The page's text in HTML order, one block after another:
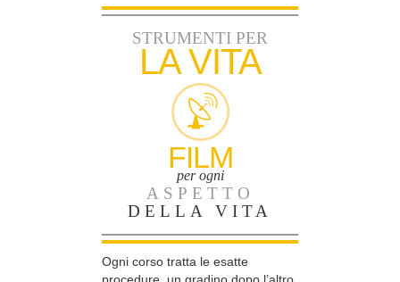
STRUMENTI PER
LA VITA
FILM
per ogni
ASPETTO
DELLA VITA
Ogni corso tratta le esatte
procedure, un gradino dopo l’altro,